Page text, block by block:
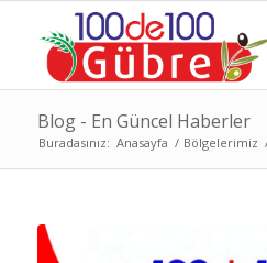
Blog - En Güncel Haberler
Buradasınız: Anasayfa / Bölgelerimiz